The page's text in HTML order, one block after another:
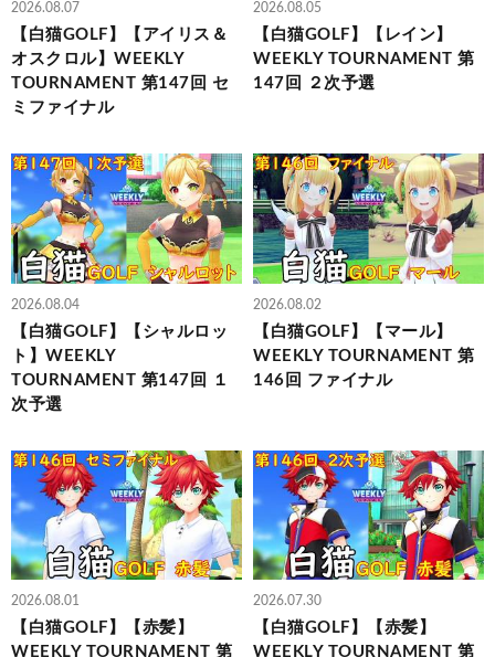
2026.08.07
【白猫GOLF】【アイリス＆
オスクロル】WEEKLY
TOURNAMENT 第147回 セ
ミファイナル
2026.08.05
【白猫GOLF】【レイン】
WEEKLY TOURNAMENT 第
147回 ２次予選
2026.08.04
【白猫GOLF】【シャルロッ
ト】WEEKLY
TOURNAMENT 第147回 １
次予選
2026.08.02
【白猫GOLF】【マール】
WEEKLY TOURNAMENT 第
146回 ファイナル
2026.08.01
【白猫GOLF】【赤髪】
WEEKLY TOURNAMENT 第
2026.07.30
【白猫GOLF】【赤髪】
WEEKLY TOURNAMENT 第